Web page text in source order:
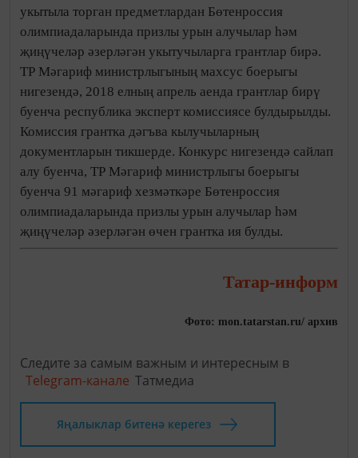
укытыла торган предметлардан Бөтенроссия
олимпиадаларында призлы урын алучылар һәм
җиңүчеләр әзерләгән укытучыларга грантлар бирә.
ТР Мәгариф министрлыгының махсус боерыгы
нигезендә, 2018 елның апрель аенда грантлар бирү
буенча республика эксперт комиссиясе булдырылды.
Комиссия грантка дәгъва кылучыларның
документларын тикшерде. Конкурс нигезендә сайлап
алу буенча, ТР Мәгариф министрлыгы боерыгы
буенча 91 мәгариф хезмәткәре Бөтенроссия
олимпиадаларында призлы урын алучылар һәм
җиңүчеләр әзерләгән өчен грантка ия булды.
Татар-информ
Фото: mon.tatarstan.ru/ архив
Следите за самым важным и интересным в
Telegram-канале Татмедиа
Яңалыклар битенә керегез